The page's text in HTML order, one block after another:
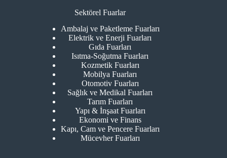
Sektörel Fuarlar
Ambalaj ve Paketleme Fuarları
Elektrik ve Enerji Fuarları
Gıda Fuarları
Isıtma-Soğutma Fuarları
Kozmetik Fuarları
Mobilya Fuarları
Otomotiv Fuarları
Sağlık ve Medikal Fuarları
Tarım Fuarları
Yapı & İnşaat Fuarları
Ekonomi ve Finans
Kapı, Cam ve Pencere Fuarları
Mücevher Fuarları